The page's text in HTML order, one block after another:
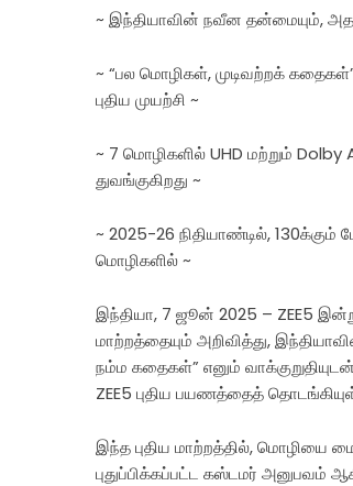
~ இந்தியாவின் நவீன தன்மையும்,
~ “பல மொழிகள், முடிவற்றக்
புதிய முயற்சி ~
~ 7 மொழிகளில் UHD மற்றும்
துவங்குகிறது ~
~ 2025-26 நிதியாண்டில், 130க்கும்
மொழிகளில் ~
இந்தியா, 7 ஜூன் 2025 – ZEE5
மாற்றத்தையும் அறிவித்து,
நம்ம கதைகள்” எனும்
ZEE5 புதிய பயணத்தைத்
இந்த புதிய மாற்றத்தில், மொழியை
புதுப்பிக்கப்பட்ட கஸ்டமர் அனுபவம்